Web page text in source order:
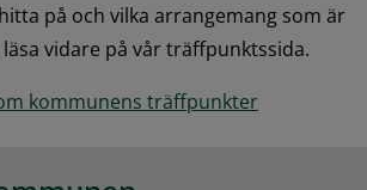
på och vilka arrangemang som är
vidare på vår träffpunktssida.
kommunens träffpunkter